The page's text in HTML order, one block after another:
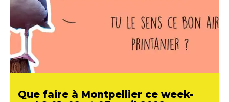
Que faire à Montpellier ce week-